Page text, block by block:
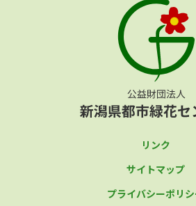
リンク
サイトマップ
プライバシーポリ